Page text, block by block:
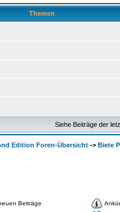
Themen
Siehe Beiträge der
Edition Foren-Übersicht -> Biete
Beiträge